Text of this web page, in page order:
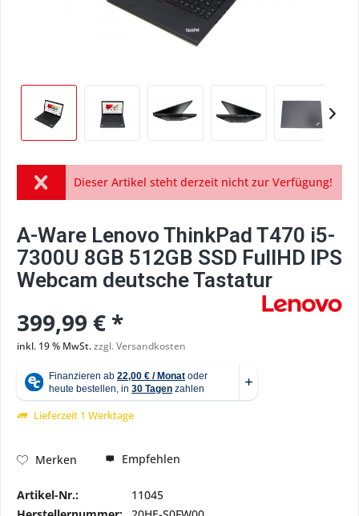
Dieser Artikel steht derzeit nicht zur Verfügung!
A-Ware Lenovo ThinkPad T470 i5-
7300U 8GB 512GB SSD FullHD IPS
Webcam deutsche Tastatur
399,99 € *
inkl. 19 % MwSt.zzgl. Versandkosten
Lieferzeit 1 Werktage
Merken Empfehlen
Artikel-Nr.:
11045